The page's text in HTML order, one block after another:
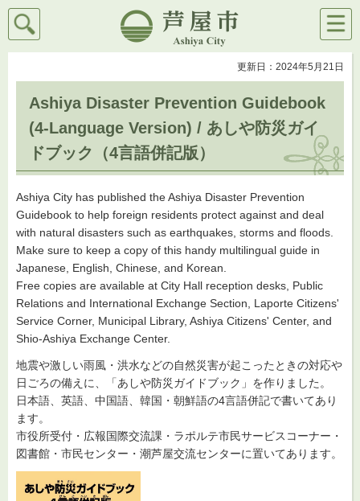
芦屋市
検索
メニ
ュー
更新日：2024年5月21日
Ashiya Disaster Prevention Guidebook
(4-Language Version) / あしや防災ガイ
ドブック（4言語併記版）
Ashiya City has published the Ashiya Disaster Prevention
Guidebook to help foreign residents protect against and deal
with natural disasters such as earthquakes, storms and floods.
Make sure to keep a copy of this handy multilingual guide in
Japanese, English, Chinese, and Korean.
Free copies are available at City Hall reception desks, Public
Relations and International Exchange Section, Laporte Citizens'
Service Corner, Municipal Library, Ashiya Citizens' Center, and
Shio-Ashiya Exchange Center.
地震や激しい雨風・洪水などの自然災害が起こったときの対応や
日ごろの備えに、「あしや防災ガイドブック」を作りました。
日本語、英語、中国語、韓国・朝鮮語の4言語併記で書いてあり
ます。
市役所受付・広報国際交流課・ラポルテ市民サービスコーナー・
図書館・市民センター・潮芦屋交流センターに置いてあります。